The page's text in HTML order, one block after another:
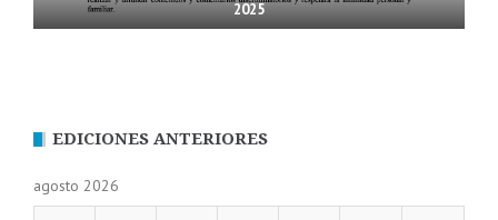
2025
EDICIONES ANTERIORES
agosto 2026